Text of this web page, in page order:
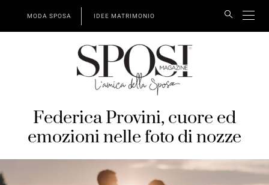
MODA SPOSA IDEE MATRIMONIO
Federica Provini, cuore ed
emozioni nelle foto di nozze